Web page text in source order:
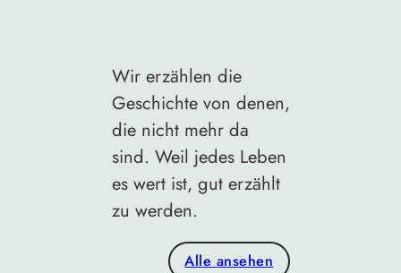
Wir erzählen die
Geschichte von denen,
die nicht mehr da
sind. Weil jedes Leben
es wert ist, gut erzählt
zu werden.
Alle ansehen